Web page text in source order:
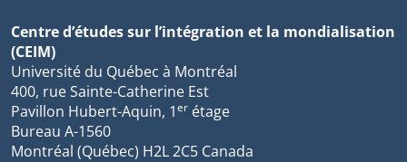
Centre d’études sur l’intégration et la mondialisation
(CEIM)
Université du Québec à Montréal
400, rue Sainte-Catherine Est
Pavillon Hubert-Aquin, 1er étage
Bureau A-1560
Montréal (Québec) H2L 2C5 Canada